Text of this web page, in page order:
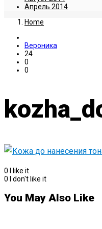
Апрель 2014
Home
Вероника
24
0
0
0
I like it
0
I don't like it
You May Also Like